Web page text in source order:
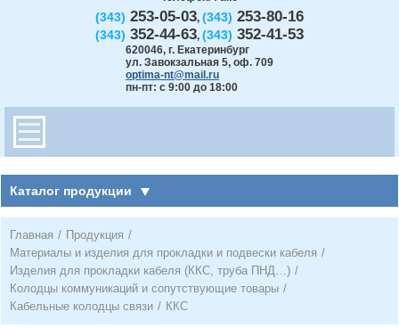
(343) 253-05-03, (343) 253-80-16
(343) 352-44-63, (343) 352-41-53
620046, г. Екатеринбург
ул. Завокзальная 5, оф. 709
optima-nt@mail.ru
пн-пт: с 9:00 до 18:00
Каталог продукции
Главная / Продукция /
Материалы и изделия для прокладки и подвески кабеля /
Изделия для прокладки кабеля (ККС, труба ПНД…) /
Колодцы коммуникаций и сопутствующие товары /
Кабельные колодцы связи / ККС